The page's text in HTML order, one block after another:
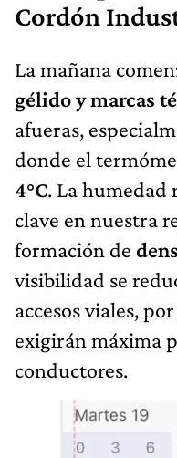
Cordón
La mañana
gélido y marcas
afueras,
donde el
4°C. La humedad
clave en nuestra
formación de
visibilidad se
accesos viales,
exigirán máxima
conductores.